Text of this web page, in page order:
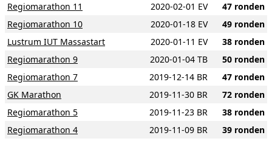
Regiomarathon 11
2020-02-01 EV 47 ronden
Regiomarathon 10
2020-01-18 EV 49 ronden
Lustrum IUT Massastart
2020-01-11 EV 38 ronden
Regiomarathon 9
2020-01-04 TB 50 ronden
Regiomarathon 7
2019-12-14 BR 47 ronden
GK Marathon
2019-11-30 BR 72 ronden
Regiomarathon 5
2019-11-23 BR 38 ronden
Regiomarathon 4
2019-11-09 BR 39 ronden